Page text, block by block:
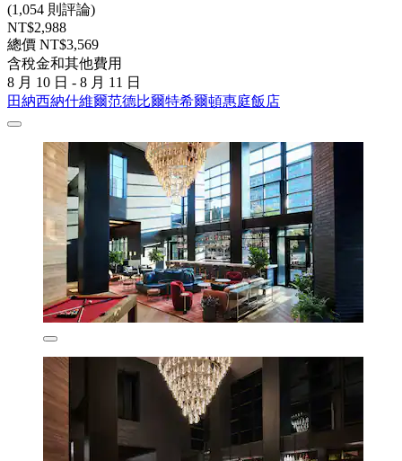
(1,054 則評論)
NT$2,988
總價 NT$3,569
含稅金和其他費用
8 月 10 日 - 8 月 11 日
田納西納什維爾范德比爾特希爾頓惠庭飯店